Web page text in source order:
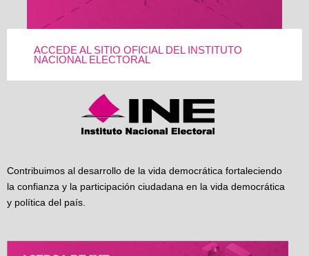
ACCEDE AL SITIO OFICIAL DEL INSTITUTO
NACIONAL ELECTORAL
Contribuimos al desarrollo de la vida democrática fortaleciendo
la confianza y la participación ciudadana en la vida democrática
y política del país.